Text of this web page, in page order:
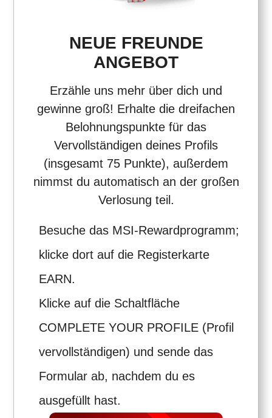
NEUE FREUNDE
ANGEBOT
Erzähle uns mehr über dich und
gewinne groß! Erhalte die dreifachen
Belohnungspunkte für das
Vervollständigen deines Profils
(insgesamt 75 Punkte), außerdem
nimmst du automatisch an der großen
Verlosung teil.
Besuche das MSI-Rewardprogramm;
klicke dort auf die Registerkarte
EARN.
Klicke auf die Schaltfläche
COMPLETE YOUR PROFILE (Profil
vervollständigen) und sende das
Formular ab, nachdem du es
ausgefüllt hast.